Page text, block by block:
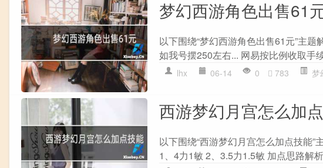
梦幻西游角色出售61
以下围绕“梦幻西游角色出售61元”主
如我号摆250左右... 网易按比例收取手
lhx 06-14 0 783 梦
西游梦幻月宫怎么加
以下围绕“西游梦幻月宫怎么加点技能
1、4力1敏 2、3.5力1.5敏 加点思路解